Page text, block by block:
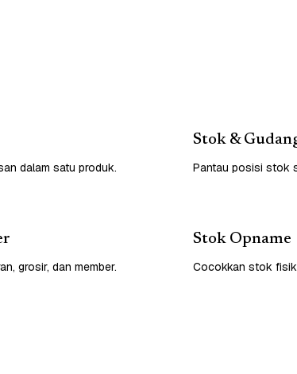
dalam satu produk.
Stok &
Pantau posisi stok
grosir, dan member.
Stok Opname
Cocokkan stok